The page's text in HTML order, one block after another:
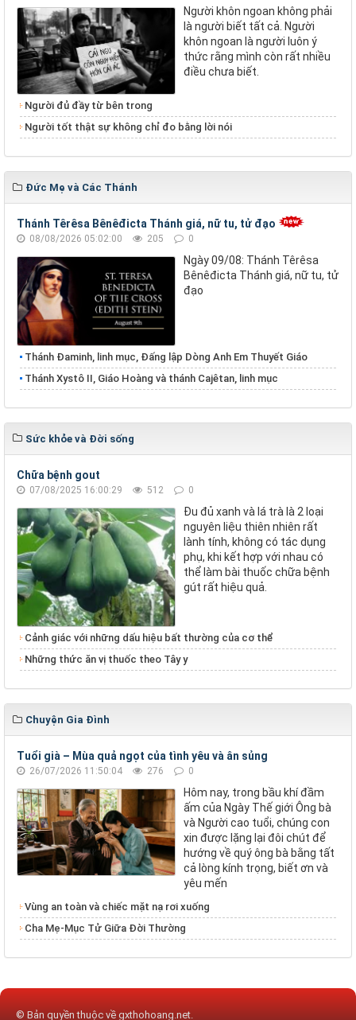
Người khôn ngoan không phải
là người biết tất cả. Người
khôn ngoan là người luôn ý
thức rằng mình còn rất nhiều
điều chưa biết.
Người đủ đầy từ bên trong
Người tốt thật sự không chỉ đo bằng lời nói
Đức Mẹ và Các Thánh
Thánh Têrêsa Bênêđicta Thánh giá, nữ tu, tử đạo
08/08/2026 05:02:00 205 0
Ngày 09/08: Thánh Têrêsa
Bênêđicta Thánh giá, nữ tu, tử
đạo
Thánh Đaminh, linh mục, Đấng lập Dòng Anh Em Thuyết Giáo
Thánh Xystô II, Giáo Hoàng và thánh Cajêtan, linh mục
Sức khỏe và Đời sống
Chữa bệnh gout
07/08/2025 16:00:29 512 0
Đu đủ xanh và lá trà là 2 loại
nguyên liệu thiên nhiên rất
lành tính, không có tác dụng
phụ, khi kết hợp với nhau có
thể làm bài thuốc chữa bệnh
gút rất hiệu quả.
Cảnh giác với những dấu hiệu bất thường của cơ thể
Những thức ăn vị thuốc theo Tây y
Chuyện Gia Đình
Tuổi già – Mùa quả ngọt của tình yêu và ân sủng
26/07/2026 11:50:04 276 0
Hôm nay, trong bầu khí đầm
ấm của Ngày Thế giới Ông bà
và Người cao tuổi, chúng con
xin được lặng lại đôi chút để
hướng về quý ông bà bằng tất
cả lòng kính trọng, biết ơn và
yêu mến
Vùng an toàn và chiếc mặt nạ rơi xuống
Cha Mẹ-Mục Tử Giữa Đời Thường
© Bản quyền thuộc về gxthohoang.net.